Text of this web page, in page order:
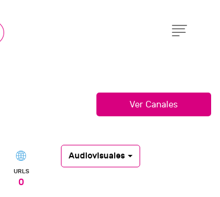
URLS
0
Audiovisuales